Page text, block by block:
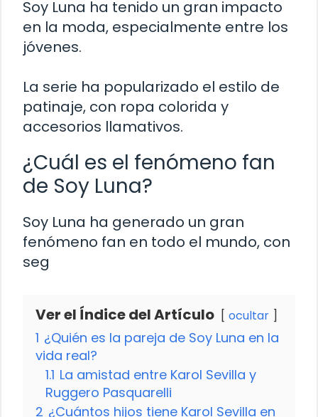
Soy Luna ha tenido un gran impacto
en la moda, especialmente entre los
jóvenes.
La serie ha popularizado el estilo de
patinaje, con ropa colorida y
accesorios llamativos.
¿Cuál es el fenómeno fan
de Soy Luna?
Soy Luna ha generado un gran
fenómeno fan en todo el mundo, con
seg
Ver el Índice del Artículo ocultar
1 ¿Quién es la pareja de Soy Luna en la
vida real?
1.1 La amistad entre Karol Sevilla y
Ruggero Pasquarelli
2 ¿Cuántos hijos tiene Karol Sevilla en